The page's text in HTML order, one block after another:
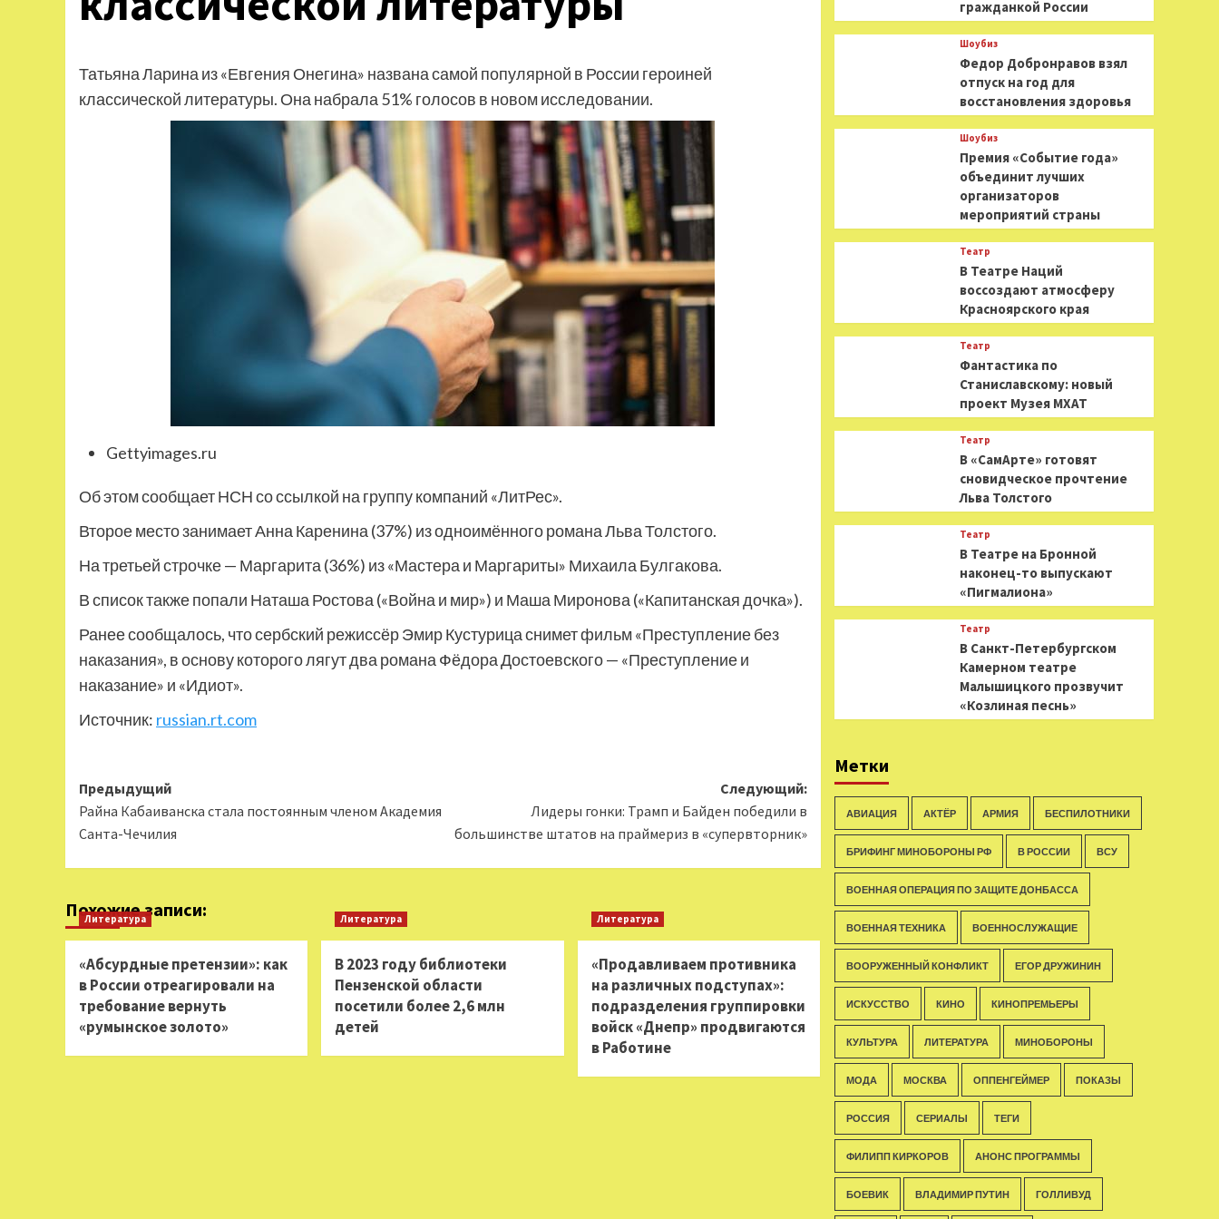
Татьяна Ларина из «Евгения Онегина» названа самой популярной в России героиней
классической литературы. Она набрала 51% голосов в новом исследовании.
Gettyimages.ru
Об этом сообщает НСН со ссылкой на группу компаний «ЛитРес».
Второе место занимает Анна Каренина (37%) из одноимённого романа Льва Толстого.
На третьей строчке — Маргарита (36%) из «Мастера и Маргариты» Михаила Булгакова.
В список также попали Наташа Ростова («Война и мир») и Маша Миронова («Капитанская дочка»).
Ранее сообщалось, что сербский режиссёр Эмир Кустурица снимет фильм «Преступление без
наказания», в основу которого лягут два романа Фёдора Достоевского — «Преступление и
наказание» и «Идиот».
Источник: russian.rt.com
Навигация
записи
Предыдущий
Райна Кабаиванска стала постоянным членом Академия
Санта-Чечилия
Следующий:
Лидеры гонки: Трамп и Байден победили в
большинстве штатов на праймериз в «супервторник»
Похожие записи:
Литература
«Абсурдные претензии»: как
в России отреагировали на
требование вернуть
«румынское золото»
Литература
В 2023 году библиотеки
Пензенской области
посетили более 2,6 млн
детей
Литература
«Продавливаем противника
на различных подступах»:
подразделения группировки
войск «Днепр» продвигаются
в Работине
гражданкой России
Шоубиз
Федор Добронравов взял
отпуск на год для
восстановления здоровья
Шоубиз
Премия «Событие года»
объединит лучших
организаторов
мероприятий страны
Театр
В Театре Наций
воссоздают атмосферу
Красноярского края
Театр
Фантастика по
Станиславскому: новый
проект Музея МХАТ
Театр
В «СамАрте» готовят
сновидческое прочтение
Льва Толстого
Театр
В Театре на Бронной
наконец-то выпускают
«Пигмалиона»
Театр
В Санкт-Петербургском
Камерном театре
Малышицкого прозвучит
«Козлиная песнь»
Метки
АВИАЦИЯ АКТЁР АРМИЯ БЕСПИЛОТНИКИ
БРИФИНГ МИНОБОРОНЫ РФ В РОССИИ ВСУ
ВОЕННАЯ ОПЕРАЦИЯ ПО ЗАЩИТЕ ДОНБАССА
ВОЕННАЯ ТЕХНИКА ВОЕННОСЛУЖАЩИЕ
ВООРУЖЕННЫЙ КОНФЛИКТ ЕГОР ДРУЖИНИН
ИСКУССТВО КИНО КИНОПРЕМЬЕРЫ
КУЛЬТУРА ЛИТЕРАТУРА МИНОБОРОНЫ
МОДА МОСКВА ОППЕНГЕЙМЕР ПОКАЗЫ
РОССИЯ СЕРИАЛЫ ТЕГИ
ФИЛИПП КИРКОРОВ АНОНС ПРОГРАММЫ
БОЕВИК ВЛАДИМИР ПУТИН ГОЛЛИВУД